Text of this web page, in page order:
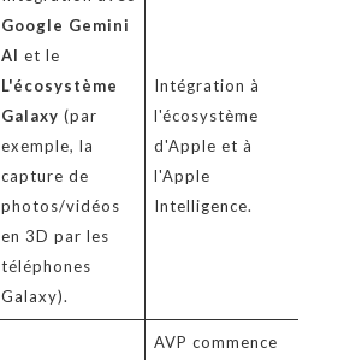
Google Gemini
AI et le
L'écosystème
Galaxy (par
exemple, la
capture de
photos/vidéos
en 3D par les
téléphones
Galaxy).
Intégration à
l'écosystème
d'Apple et à
l'Apple
Intelligence.
AVP commence